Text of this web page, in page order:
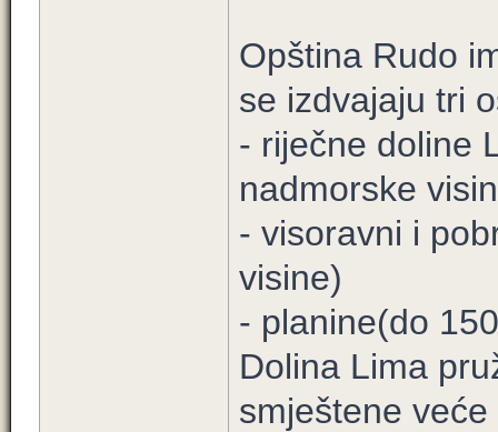
Opština Rudo
se izdvajaju tri
- riječne doline
nadmorske
- visoravni i
visine)
- planine(do
Dolina Lima
smještene